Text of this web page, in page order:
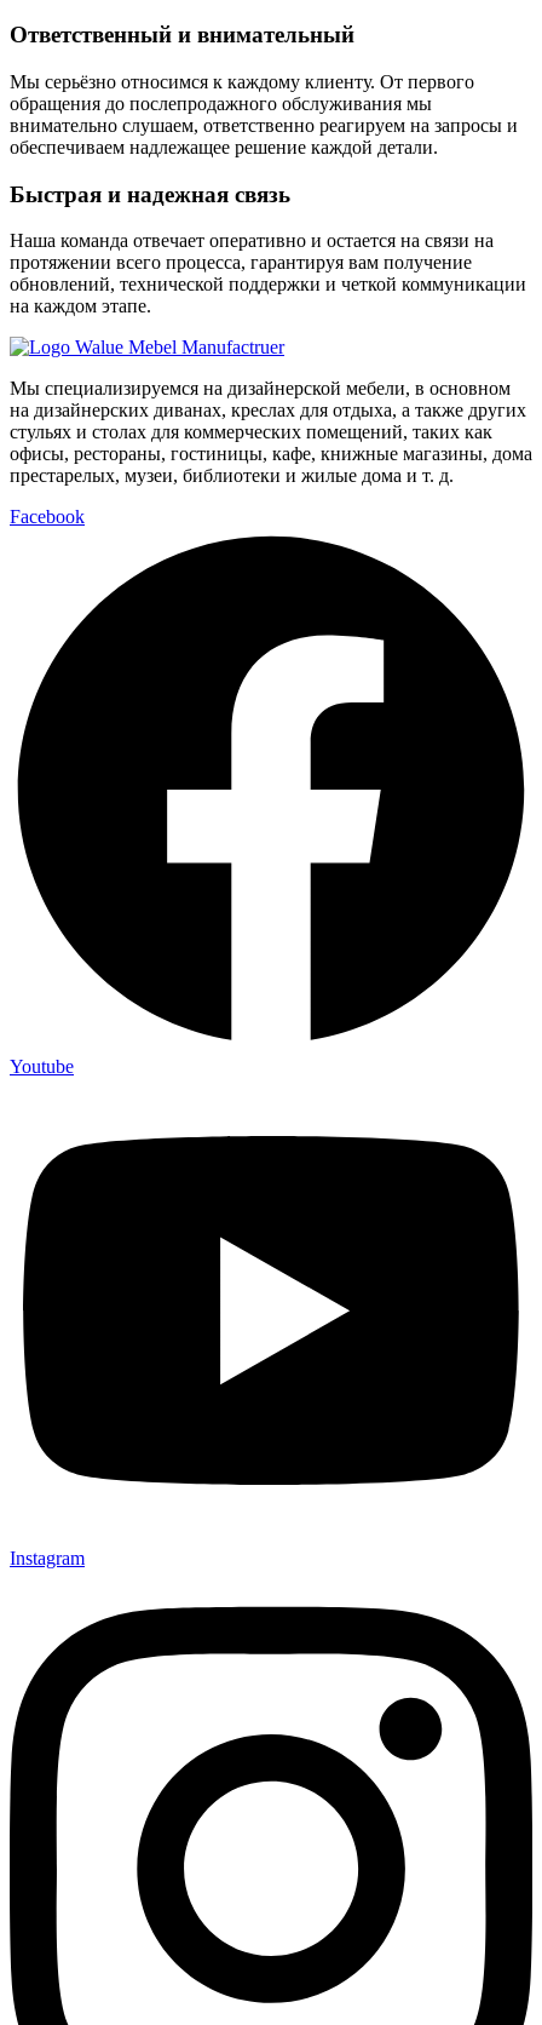
Ответственный и внимательный
Мы серьёзно относимся к каждому клиенту. От первого
обращения до послепродажного обслуживания мы
внимательно слушаем, ответственно реагируем на запросы и
обеспечиваем надлежащее решение каждой детали.
Быстрая и надежная связь
Наша команда отвечает оперативно и остается на связи на
протяжении всего процесса, гарантируя вам получение
обновлений, технической поддержки и четкой коммуникации
на каждом этапе.
Мы специализируемся на дизайнерской мебели, в основном
на дизайнерских диванах, креслах для отдыха, а также других
стульях и столах для коммерческих помещений, таких как
офисы, рестораны, гостиницы, кафе, книжные магазины, дома
престарелых, музеи, библиотеки и жилые дома и т. д.
Facebook
Youtube
Instagram